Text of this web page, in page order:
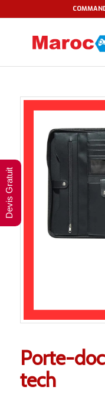
Porte-
tech
Devis Gratuit